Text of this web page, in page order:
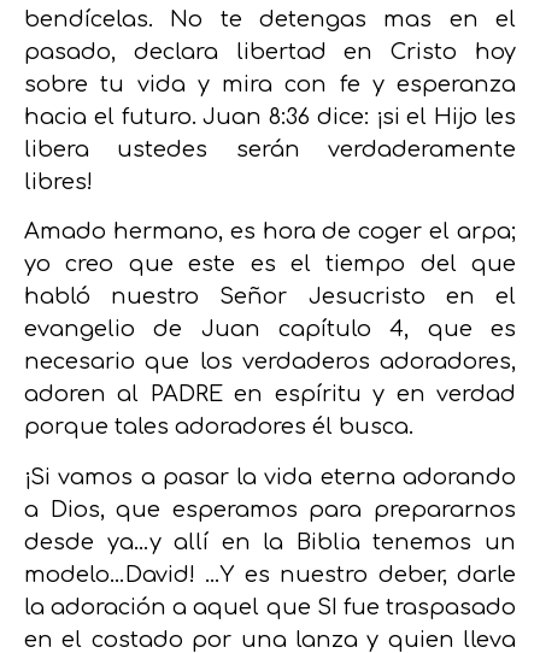
bendícelas. No te detengas mas en el
pasado, declara libertad en Cristo hoy
sobre tu vida y mira con fe y esperanza
hacia el futuro. Juan 8:36 dice: ¡si el Hijo les
libera ustedes serán verdaderamente
libres!
Amado hermano, es hora de coger el arpa;
yo creo que este es el tiempo del que
habló nuestro Señor Jesucristo en el
evangelio de Juan capítulo 4, que es
necesario que los verdaderos adoradores,
adoren al PADRE en espíritu y en verdad
porque tales adoradores él busca.
¡Si vamos a pasar la vida eterna adorando
a Dios, que esperamos para prepararnos
desde ya…y allí en la Biblia tenemos un
modelo…David! …Y es nuestro deber, darle
la adoración a aquel que SI fue traspasado
en el costado por una lanza y quien lleva